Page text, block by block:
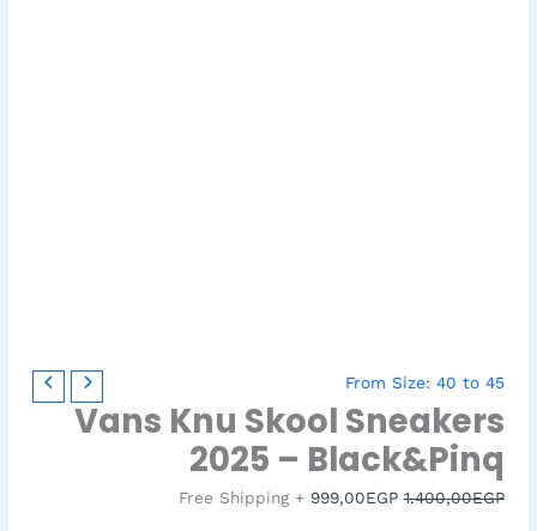
From Size: 40 to 45
Vans Knu Skool Sneakers
2025 – Black&Pinq
1.400,00EGP
السعر
الأصلي
هو:
1.400,00EGP.
999,00EGP
الحالي
هو:
999,00EGP.
+ Free Shipping
كمية
Knu
Skool
2025